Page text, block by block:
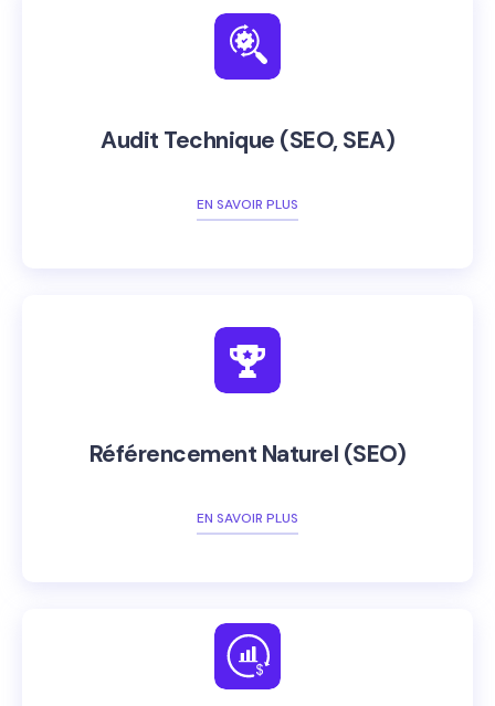
Audit Technique (SEO, SEA)
EN SAVOIR PLUS
Référencement Naturel (SEO)
EN SAVOIR PLUS